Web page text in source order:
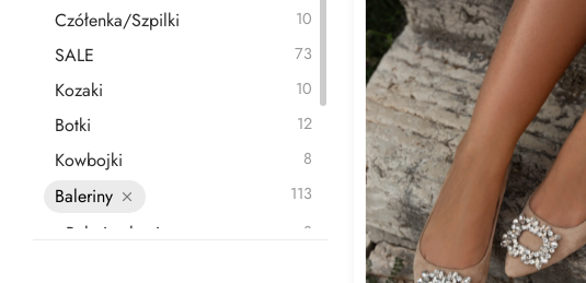
Czółenka/Szpilki 10
SALE 73
Kozaki 10
Botki 12
Kowbojki 8
Baleriny 113
Baleriny letnie 8